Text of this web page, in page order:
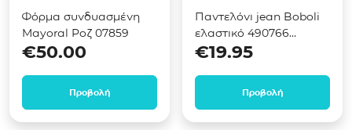
Φόρμα συνδυασμένη
Mayoral Ροζ 07859
€50.00
Προβολή
Παντελόνι jean Boboli
ελαστικό 490766
Μαύρο
€19.95
Προβολή